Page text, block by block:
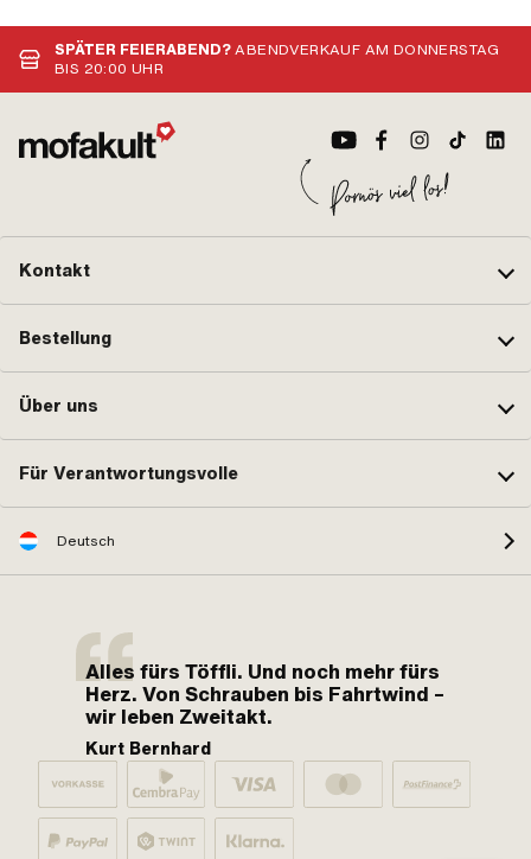
SPÄTER FEIERABEND?ABENDVERKAUF AM DONNERSTAG
BIS 20:00 UHR
Kontakt
Bestellung
Über uns
Für Verantwortungsvolle
Deutsch
Alles fürs Töffli. Und noch mehr fürs
Herz. Von Schrauben bis Fahrtwind –
wir leben Zweitakt.
Kurt Bernhard